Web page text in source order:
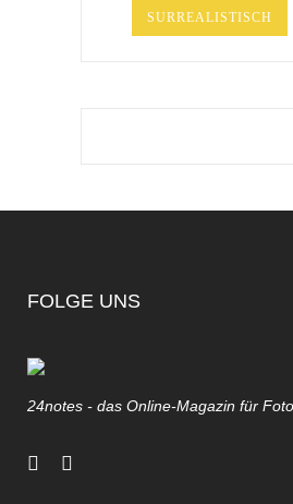
SURREALISTISCH
FOLGE UNS
24notes - das Online-Magazin für